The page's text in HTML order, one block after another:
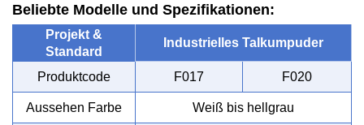
Beliebte Modelle und Spezifikationen:
Projekt &
Standard
Industrielles Talkumpuder
Produktcode F017 F020
Aussehen Farbe Weiß bis hellgrau